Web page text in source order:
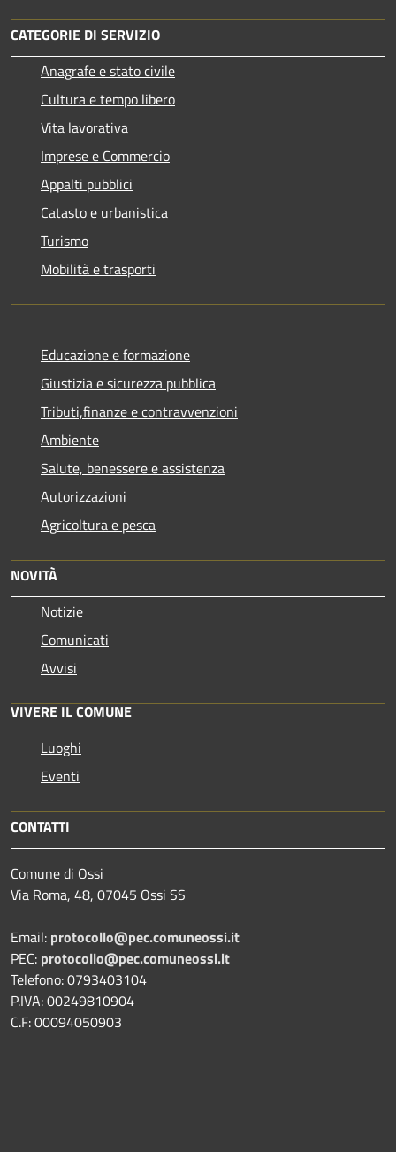
CATEGORIE DI SERVIZIO
Anagrafe e stato civile
Cultura e tempo libero
Vita lavorativa
Imprese e Commercio
Appalti pubblici
Catasto e urbanistica
Turismo
Mobilità e trasporti
Educazione e formazione
Giustizia e sicurezza pubblica
Tributi,finanze e contravvenzioni
Ambiente
Salute, benessere e assistenza
Autorizzazioni
Agricoltura e pesca
NOVITÀ
Notizie
Comunicati
Avvisi
VIVERE IL COMUNE
Luoghi
Eventi
CONTATTI
Comune di Ossi
Via Roma, 48, 07045 Ossi SS
Email: protocollo@pec.comuneossi.it
PEC: protocollo@pec.comuneossi.it
Telefono: 0793403104
P.IVA: 00249810904
C.F: 00094050903